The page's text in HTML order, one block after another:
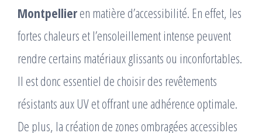
Montpellieren matière d’accessibilité. En effet, les
fortes chaleurs et l’ensoleillement intense peuvent
rendre certains matériaux glissants ou inconfortables.
Il est donc essentiel de choisir des revêtements
résistants aux UV et offrant une adhérence optimale.
De plus, la création de zones ombragées accessibles